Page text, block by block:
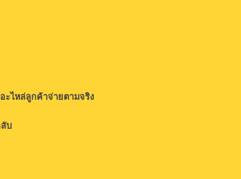
ะไหล่ลูกค้าจ่ายตามจริง
บ